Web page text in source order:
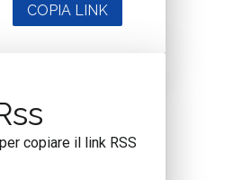
COPIA LINK
copiare il link RSS